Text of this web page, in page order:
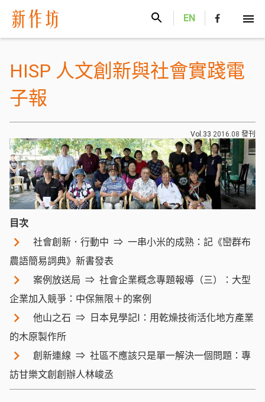
EN
HISP 人文創新與社會實踐電
子報
Vol.33 2016.08 發刊
目次
社會創新．行動中
一串小米的成熟：記《巒群布
農語簡易詞典》新書發表
案例放送局
社會企業概念專題報導（三）：大型
企業加入競爭：中保無限＋的案例
他山之石
日本見學記Ⅰ：用乾燥技術活化地方產業
的木原製作所
創新連線
社區不應該只是單一解決一個問題：專
訪甘樂文創創辦人林峻丞